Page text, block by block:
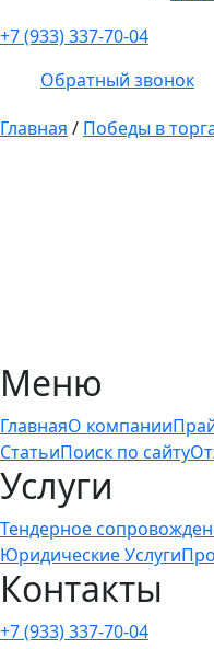
+7 (933) 337-70-04
Обратный звонок
Главная / Победы в
Меню
ГлавнаяО компании
СтатьиПоиск по сайту
Услуги
Тендерное
Юридические Услуги
Контакты
+7 (933) 337-70-04